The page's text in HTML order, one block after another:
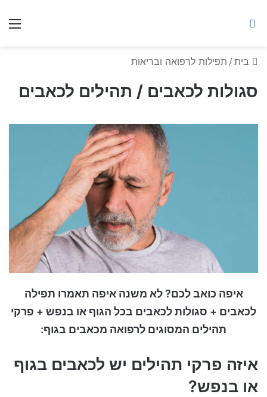
בית / תפילות לרפואה ובריאות
סגולות לכאבים / תהילים לכאבים
איפה כואב לכם? לא משנה איפה תאמרו תפילה
לכאבים + סגולות לכאבים בכל הגוף או בנפש + פרקי
תהילים המסוגים לרפואה מכאבים בגוף:
איזה פרקי תהילים יש לכאבים בגוף
או בנפש?